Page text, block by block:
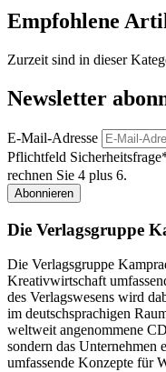
Empfohlene
Zurzeit sind in dieser
Newsletter
E-Mail-Adresse
Pflichtfeld Sicherheitsfrage
rechnen Sie 4 plus 6.
Abonnieren
Die Verlagsgruppe
Die Verlagsgruppe
Kreativwirtschaft
des Verlagswesens wird
im deutschsprachigen
weltweit angenommene
sondern das Unternehmen
umfassende Konzepte für